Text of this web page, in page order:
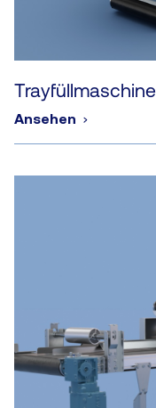
Ansehen